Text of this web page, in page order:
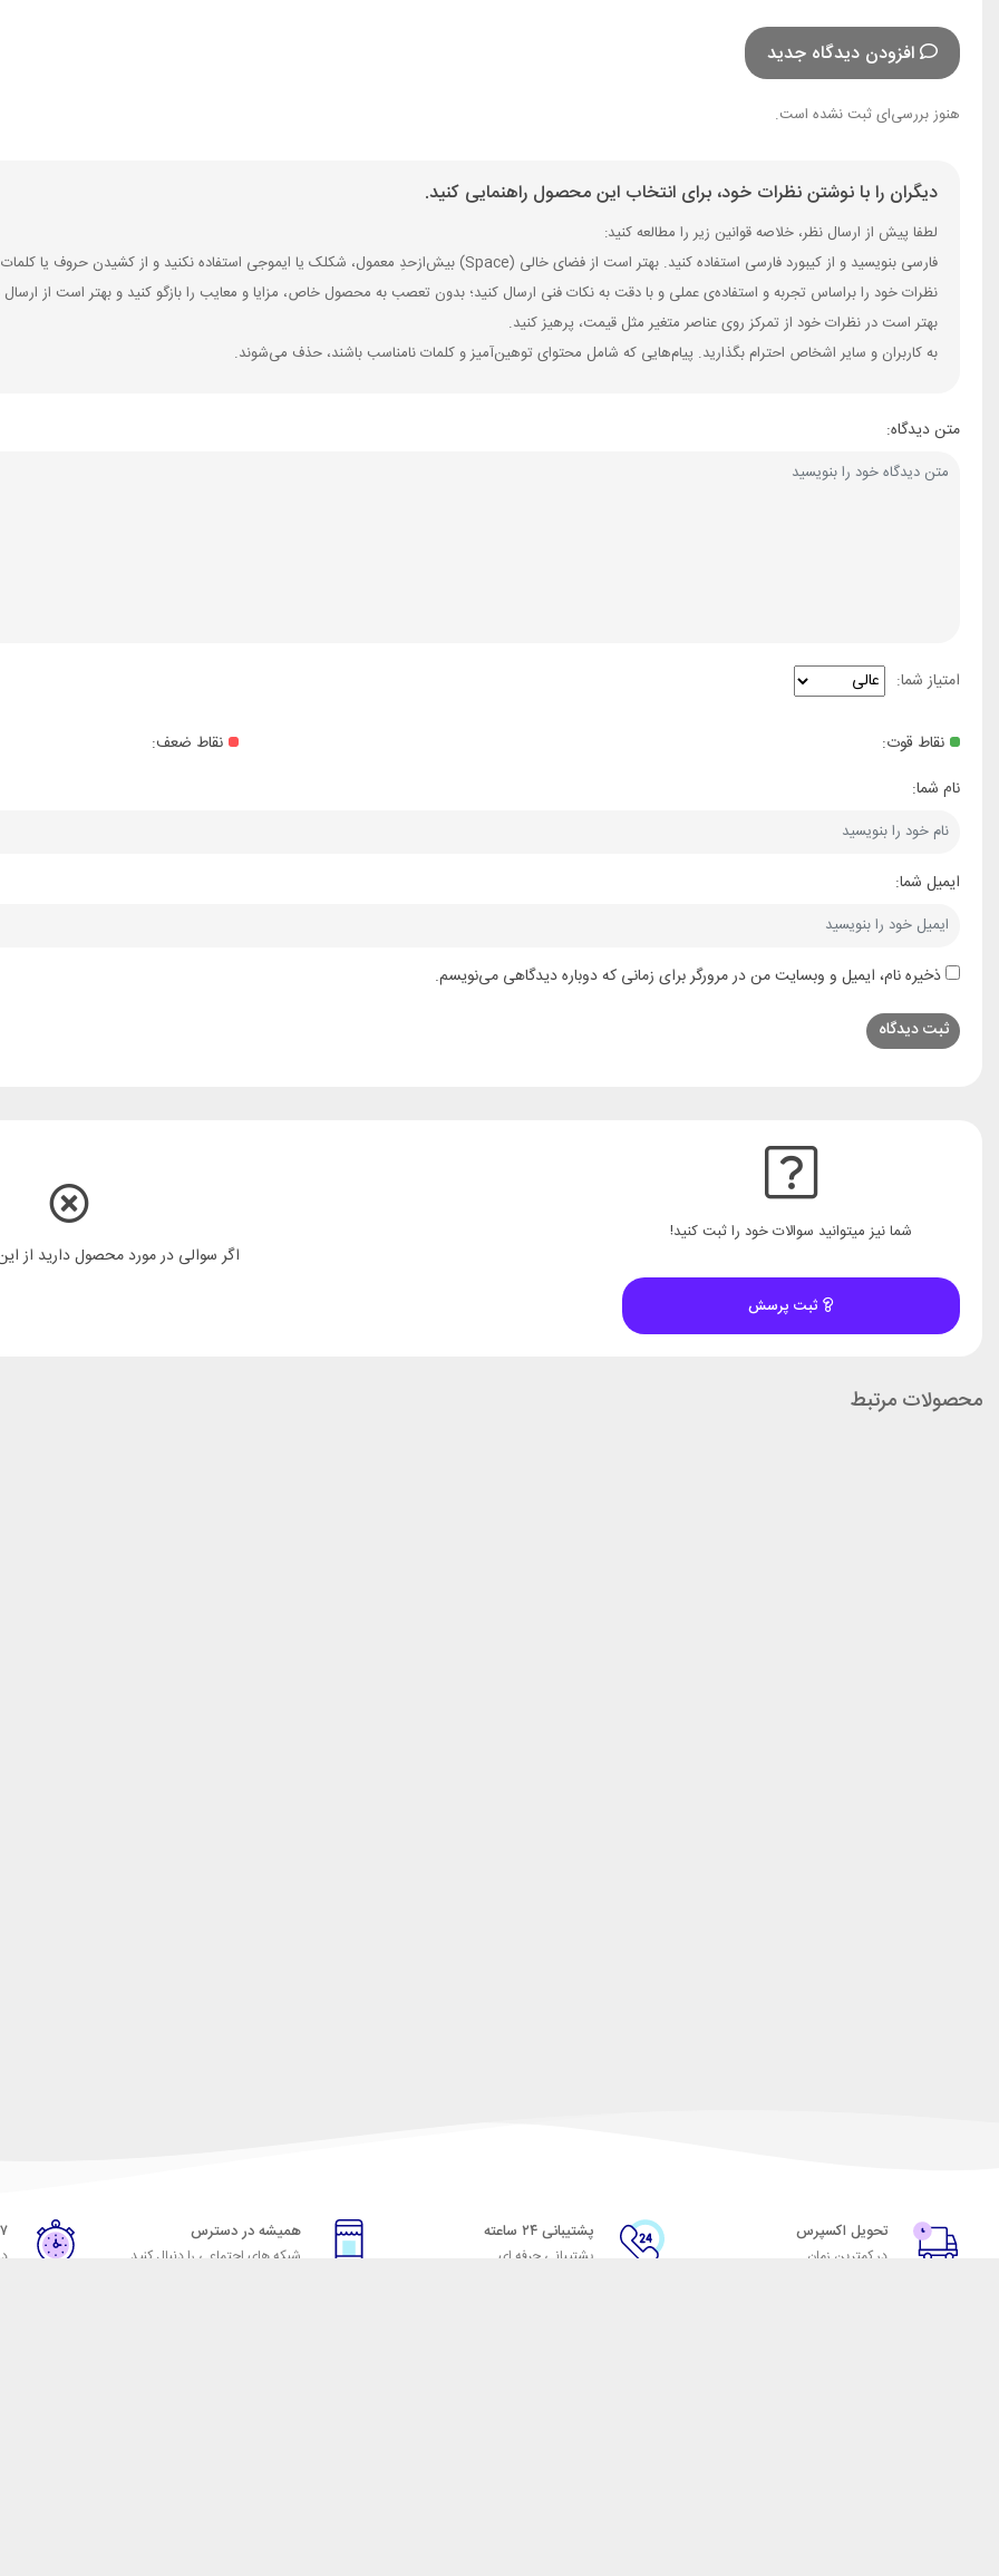
افزودن دیدگاه جدید
هنوز بررسی‌ای ثبت نشده است.
دیگران را با نوشتن نظرات خود، برای انتخاب این محصول راهنمایی کنید.
لطفا پیش از ارسال نظر، خلاصه قوانین زیر را مطالعه کنید:
فارسی بنویسید و از کیبورد فارسی استفاده کنید. بهتر است از فضای خالی (Space) بیش‌از‌حدِ معمول، شکلک یا ایموجی استفاده نکنید و از کشیدن حروف یا کلمات با صفحه‌کلید بپرهیزید.
نظرات خود را براساس تجربه و استفاده‌ی عملی و با دقت به نکات فنی ارسال کنید؛ بدون تعصب به محصول خاص، مزایا و معایب را بازگو کنید و بهتر است از
بهتر است در نظرات خود از تمرکز روی عناصر متغیر مثل قیمت، پرهیز کنید.
به کاربران و سایر اشخاص احترام بگذارید. پیام‌هایی که شامل محتوای توهین‌آمیز و کلمات نامناسب باشند، حذف می‌شوند.
متن دیدگاه:
امتیاز شما:
نقاط قوت:
نقاط ضعف:
نام شما:
ایمیل شما:
ذخیره نام، ایمیل و وبسایت من در مرورگر برای زمانی که دوباره دیدگاهی می‌نویسم.
شما نیز میتوانید سوالات خود را ثبت کنید!
ثبت پرسش
اگر سوالی در مورد محصول دارید از
محصولات مرتبط
تحویل اکسپرس
در کمترین زمان
پشتیبانی ۲۴ ساعته
پشتیبانی حرفه ای
همیشه در دسترس
شبکه های اجتماعی را دنبال کنید
۷ روز ضمانت بازگشت